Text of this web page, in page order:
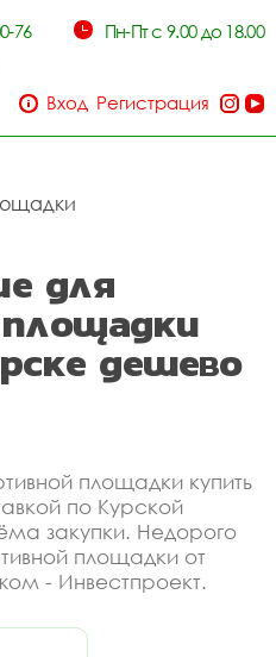
76 Пн-Пт с 9.00 до 18.00
Вход Регистрация
для
дешево
площадки купить
по Курской
закупки. Недорого
площадки от
- Инвестпроект.